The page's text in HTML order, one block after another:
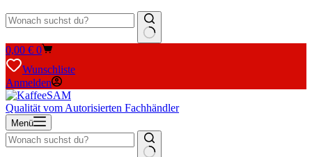
Keine
Ergebnisse
Warenkorb
0,00 € 0
Wunschliste
Anmelden
Qualität vom Autorisierten Fachhändler
Menü